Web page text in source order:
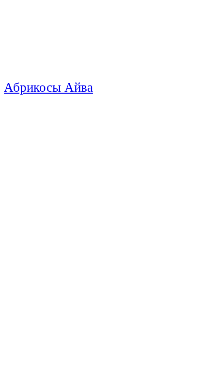
Абрикосы Айва